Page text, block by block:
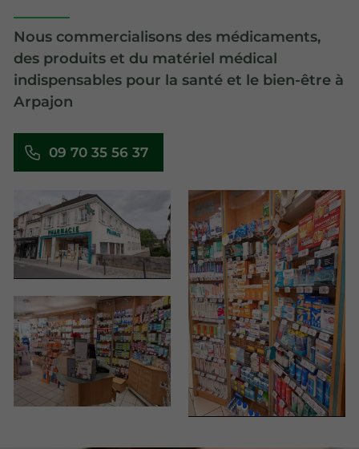
Nous commercialisons des médicaments,
des produits et du matériel médical
indispensables pour la santé et le bien-être à
Arpajon
09 70 35 56 37